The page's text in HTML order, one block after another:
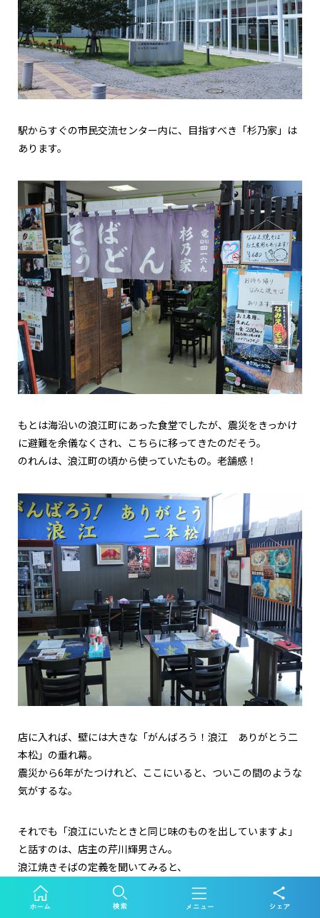
駅からすぐの市民交流センター内に、目指すべき「杉乃家」は
あります。
もとは海沿いの浪江町にあった食堂でしたが、震災をきっかけ
に避難を余儀なくされ、こちらに移ってきたのだそう。
のれんは、浪江町の頃から使っていたもの。老舗感！
店に入れば、壁には大きな「がんばろう！浪江 ありがとう二
本松」の垂れ幕。
震災から6年がたつけれど、ここにいると、ついこの間のような
気がするな。
それでも「浪江にいたときと同じ味のものを出していますよ」
と話すのは、店主の芹川輝男さん。
浪江焼きそばの定義を聞いてみると、
「① 通常の中華麺より太い麺を使うこと ②具はもやしと豚肉
③ソース味が基本」